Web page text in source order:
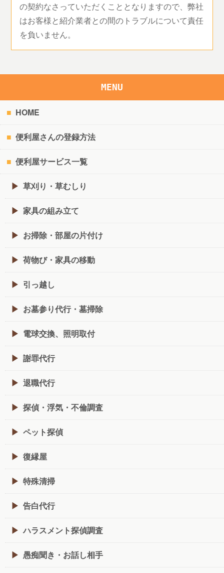
の契約なさっていただくこととなりますので、弊社
はお客様と紹介業者との間のトラブルについて責任
を負いません。
MENU
HOME
便利屋さんの登録方法
便利屋サービス一覧
草刈り・草むしり
家具の組み立て
お掃除・部屋の片付け
荷物び・家具の移動
引っ越し
お墓参り代行・墓掃除
電球交換、照明取付
謝罪代行
退職代行
探偵・浮気・不倫調査
ペット探偵
復縁屋
特殊清掃
告白代行
ハラスメント探偵調査
愚痴聞き・お話し相手